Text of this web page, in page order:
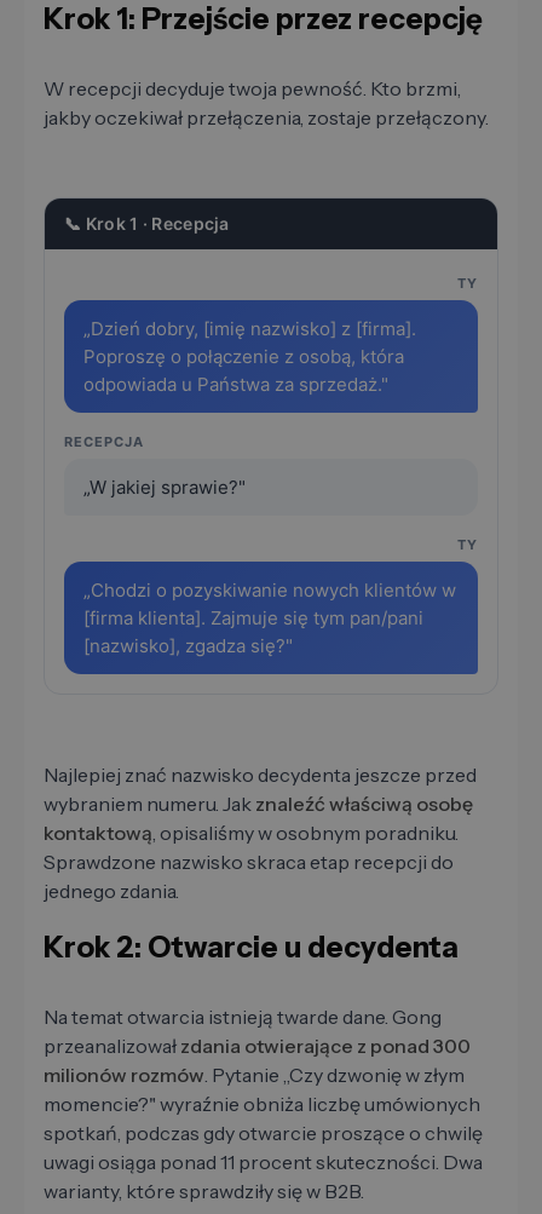
Krok 1: Przejście przez recepcję
W recepcji decyduje twoja pewność. Kto brzmi,
jakby oczekiwał przełączenia, zostaje przełączony.
📞 Krok 1 · Recepcja
TY
„Dzień dobry, [imię nazwisko] z [firma].
Poproszę o połączenie z osobą, która
odpowiada u Państwa za sprzedaż."
RECEPCJA
„W jakiej sprawie?"
TY
„Chodzi o pozyskiwanie nowych klientów w
[firma klienta]. Zajmuje się tym pan/pani
[nazwisko], zgadza się?"
Najlepiej znać nazwisko decydenta jeszcze przed
wybraniem numeru. Jak znaleźć właściwą osobę
kontaktową, opisaliśmy w osobnym poradniku.
Sprawdzone nazwisko skraca etap recepcji do
jednego zdania.
Krok 2: Otwarcie u decydenta
Na temat otwarcia istnieją twarde dane. Gong
przeanalizował zdania otwierające z ponad 300
milionów rozmów. Pytanie „Czy dzwonię w złym
momencie?" wyraźnie obniża liczbę umówionych
spotkań, podczas gdy otwarcie proszące o chwilę
uwagi osiąga ponad 11 procent skuteczności. Dwa
warianty, które sprawdziły się w B2B.